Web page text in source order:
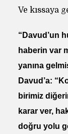
Ve kıssaya
“Davud’un
haberin var
yanına
Davud’a:
birimiz
karar ver,
doğru yolu